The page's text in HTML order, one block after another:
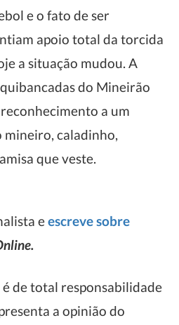
e o fato de ser
apoio total da torcida
a situação mudou. A
do Mineirão
a um
caladinho,
que veste.
eescreve sobre
de total responsabilidade
a opinião do